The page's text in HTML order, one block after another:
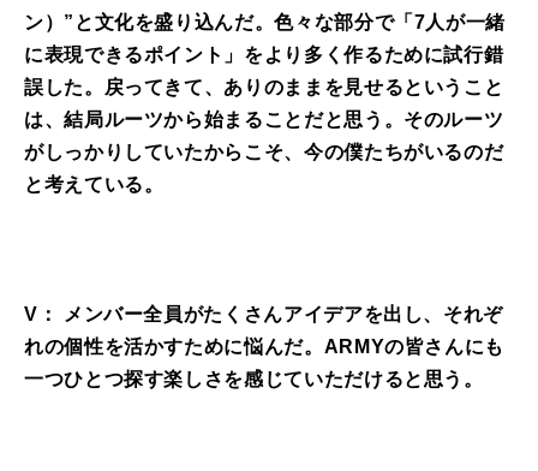
ン）”と文化を盛り込んだ。色々な部分で「7人が一緒
に表現できるポイント」をより多く作るために試行錯
誤した。戻ってきて、ありのままを見せるということ
は、結局ルーツから始まることだと思う。そのルーツ
がしっかりしていたからこそ、今の僕たちがいるのだ
と考えている。
V： メンバー全員がたくさんアイデアを出し、それぞ
れの個性を活かすために悩んだ。ARMYの皆さんにも
一つひとつ探す楽しさを感じていただけると思う。